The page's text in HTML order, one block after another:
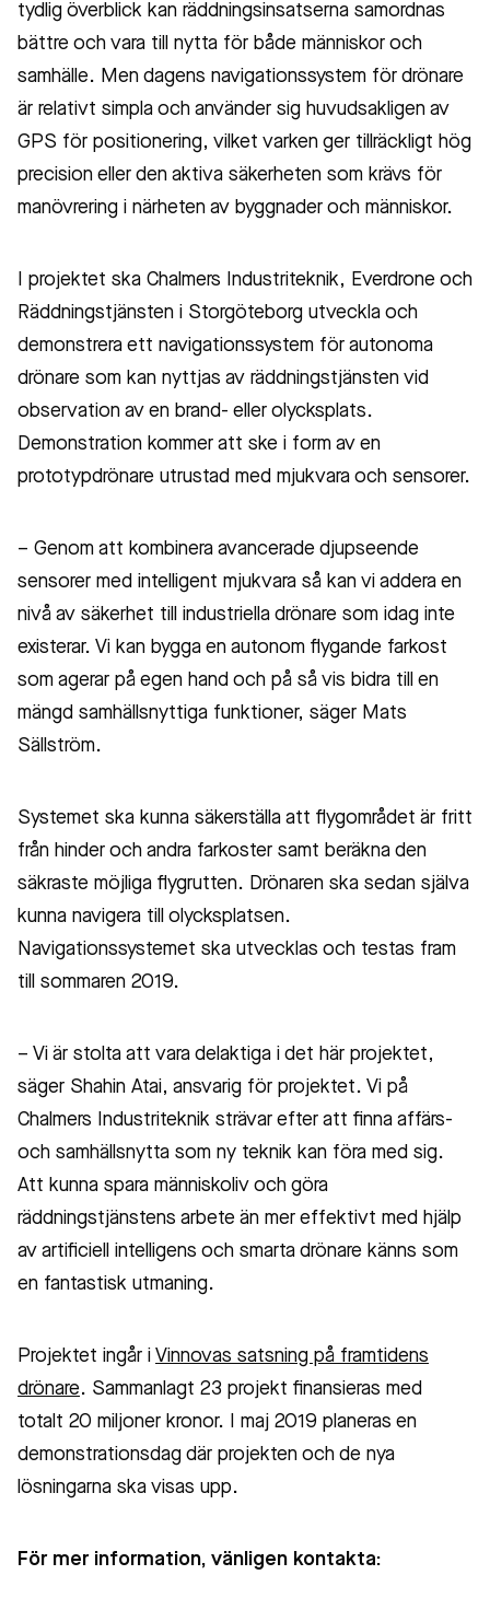
tydlig överblick kan räddningsinsatserna samordnas
bättre och vara till nytta för både människor och
samhälle. Men dagens navigationssystem för drönare
är relativt simpla och använder sig huvudsakligen av
GPS för positionering, vilket varken ger tillräckligt hög
precision eller den aktiva säkerheten som krävs för
manövrering i närheten av byggnader och människor.
I projektet ska Chalmers Industriteknik, Everdrone och
Räddningstjänsten i Storgöteborg utveckla och
demonstrera ett navigationssystem för autonoma
drönare som kan nyttjas av räddningstjänsten vid
observation av en brand- eller olycksplats.
Demonstration kommer att ske i form av en
prototypdrönare utrustad med mjukvara och sensorer.
– Genom att kombinera avancerade djupseende
sensorer med intelligent mjukvara så kan vi addera en
nivå av säkerhet till industriella drönare som idag inte
existerar. Vi kan bygga en autonom flygande farkost
som agerar på egen hand och på så vis bidra till en
mängd samhällsnyttiga funktioner, säger Mats
Sällström.
Systemet ska kunna säkerställa att flygområdet är fritt
från hinder och andra farkoster samt beräkna den
säkraste möjliga flygrutten. Drönaren ska sedan själva
kunna navigera till olycksplatsen.
Navigationssystemet ska utvecklas och testas fram
till sommaren 2019.
– Vi är stolta att vara delaktiga i det här projektet,
säger Shahin Atai, ansvarig för projektet. Vi på
Chalmers Industriteknik strävar efter att finna affärs-
och samhällsnytta som ny teknik kan föra med sig.
Att kunna spara människoliv och göra
räddningstjänstens arbete än mer effektivt med hjälp
av artificiell intelligens och smarta drönare känns som
en fantastisk utmaning.
Projektet ingår i Vinnovas satsning på framtidens
drönare. Sammanlagt 23 projekt finansieras med
totalt 20 miljoner kronor. I maj 2019 planeras en
demonstrationsdag där projekten och de nya
lösningarna ska visas upp.
För mer information, vänligen kontakta: